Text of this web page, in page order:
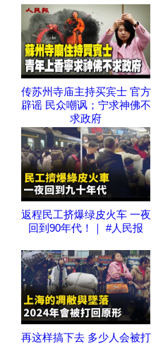
传苏州寺庙主持买宾士 官方
辟谣 民众嘲讽；宁求神佛不
求政府
返程民工挤爆绿皮火车 一夜
回到90年代！｜ #人民报
再这样搞下去 多少人会被打